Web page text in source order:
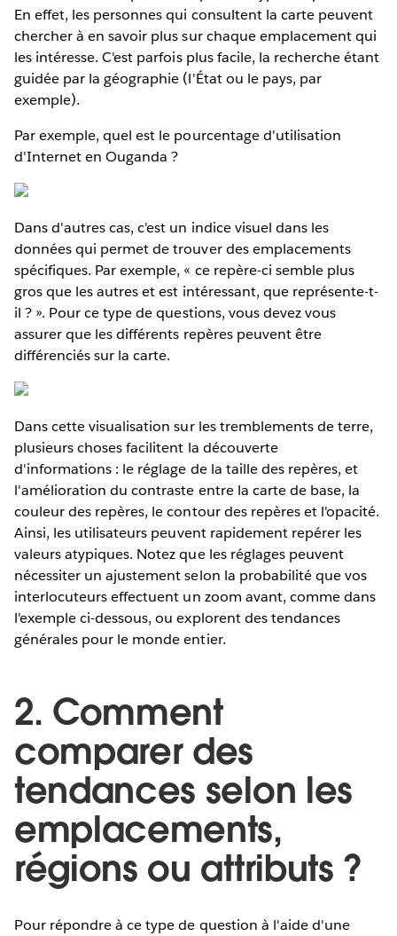
En effet, les personnes qui consultent la carte peuvent
chercher à en savoir plus sur chaque emplacement qui
les intéresse. C'est parfois plus facile, la recherche étant
guidée par la géographie (l'État ou le pays, par
exemple).
Par exemple, quel est le pourcentage d'utilisation
d'Internet en Ouganda ?
Dans d'autres cas, c'est un indice visuel dans les
données qui permet de trouver des emplacements
spécifiques. Par exemple, « ce repère-ci semble plus
gros que les autres et est intéressant, que représente-t-
il ? ». Pour ce type de questions, vous devez vous
assurer que les différents repères peuvent être
différenciés sur la carte.
Dans cette visualisation sur les tremblements de terre,
plusieurs choses facilitent la découverte
d'informations : le réglage de la taille des repères, et
l'amélioration du contraste entre la carte de base, la
couleur des repères, le contour des repères et l'opacité.
Ainsi, les utilisateurs peuvent rapidement repérer les
valeurs atypiques. Notez que les réglages peuvent
nécessiter un ajustement selon la probabilité que vos
interlocuteurs effectuent un zoom avant, comme dans
l'exemple ci-dessous, ou explorent des tendances
générales pour le monde entier.
2. Comment
comparer des
tendances selon les
emplacements,
régions ou attributs ?
Pour répondre à ce type de question à l'aide d'une